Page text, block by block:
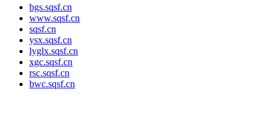
bgs.sqsf.cn
www.sqsf.cn
sqsf.cn
ysx.sqsf.cn
lyglx.sqsf.cn
xgc.sqsf.cn
rsc.sqsf.cn
bwc.sqsf.cn